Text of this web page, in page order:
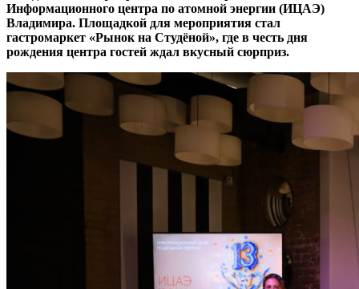
Информационного центра по атомной энергии (ИЦАЭ)
Владимира. Площадкой для мероприятия стал
гастромаркет «Рынок на Студёной», где в честь дня
рождения центра гостей ждал вкусный сюрприз.